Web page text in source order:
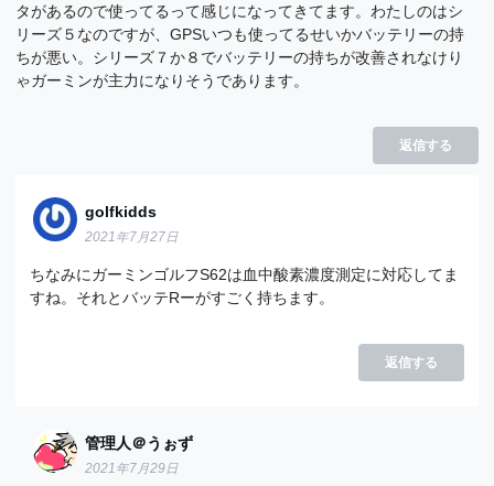
タがあるので使ってるって感じになってきてます。わたしのはシ
リーズ５なのですが、GPSいつも使ってるせいかバッテリーの持
ちが悪い。シリーズ７か８でバッテリーの持ちが改善されなけり
ゃガーミンが主力になりそうであります。
返信する
golfkidds
2021年7月27日
ちなみにガーミンゴルフS62は血中酸素濃度測定に対応してま
すね。それとバッテRーがすごく持ちます。
返信する
管理人＠うぉず
2021年7月29日